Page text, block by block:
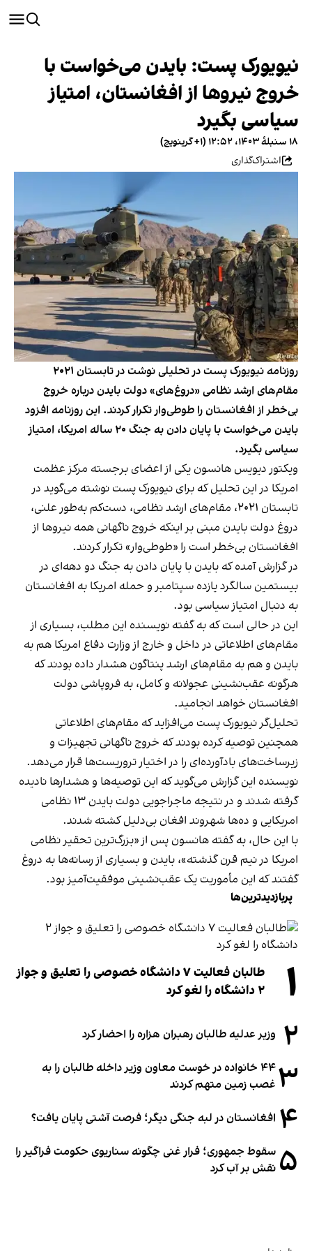
نیویورک پست: بایدن می‌خواست با
خروج نیروها از افغانستان، امتیاز
سیاسی بگیرد
۱۸ سنبلهٔ ۱۴۰۳، ۱۲:۵۲ (‎+۱ گرینویچ)
اشتراک‌گذاری
روزنامه نیویورک پست در تحلیلی نوشت در تابستان ۲۰۲۱
مقام‌های ارشد نظامی «دروغ‌های» دولت بایدن درباره خروج
بی‌خطر از افغانستان را ‌طوطی‌وار تکرار کردند. این روزنامه افزود
بایدن می‌خواست با پایان دادن به جنگ ۲۰ ساله امریکا، امتیاز
سیاسی بگیرد.
ویکتور دیویس هانسون یکی از اعضای برجسته مرکز عظمت
امریکا در این تحلیل که برای نیویورک پست نوشته می‌گوید در
تابستان ۲۰۲۱، مقام‌های ارشد نظامی، دست‌‌کم به‌طور علنی،
دروغ دولت بایدن مبنی بر اینکه خروج ناگهانی همه نیروها از
افغانستان بی‌خطر است را «طوطی‌وار» تکرار کردند.
در گزارش آمده که بایدن با پایان دادن به جنگ دو دهه‌ای در
بیستمین سالگرد یازده سپتامبر و حمله امریکا به افغانستان
به دنبال امتیاز سیاسی بود.
این در حالی است که به گفته نویسنده این مطلب، بسیاری از
مقام‌های اطلاعاتی در داخل و خارج از وزارت دفاع امریکا هم به
بایدن و هم به مقام‌های ارشد پنتاگون هشدار داده بودند که
هرگونه عقب‌نشینی عجولانه و کامل، به فروپاشی دولت
افغانستان خواهد انجامید.
تحلیل‌گر نیویورک پست می‌افزاید که مقام‌های اطلاعاتی
همچنین توصیه کرده بودند که خروج ناگهانی تجهیزات و
زیرساخت‌های بادآورده‌ای را در اختیار تروریست‌ها قرار می‌دهد.
نویسنده این گزارش می‌گوید که این توصیه‌ها و هشدارها نادیده
گرفته شدند و در نتیجه ماجراجویی دولت بایدن ۱۳ نظامی
امریکایی و ده‌ها شهروند افغان بی‌دلیل کشته شدند.
با این حال،‌ به گفته هانسون پس از «بزرگ‌ترین تحقیر نظامی
امریکا در نیم قرن گذشته»، بایدن و بسیاری از رسانه‌ها به دروغ
گفتند که این مأموریت یک عقب‌نشینی موفقیت‌آمیز بود.
پربازدیدترین‌ها
۱
طالبان فعالیت ۷ دانشگاه خصوصی را تعلیق و جواز
۲ دانشگاه را لغو کرد
۲ وزیر عدلیه طالبان رهبران هزاره را احضار کرد
۳
۴۴ خانواده در خوست معاون وزیر داخله طالبان را به
غصب زمین متهم کردند
۴ افغانستان در لبه جنگی دیگر؛ فرصت آشتی پایان یافت؟
۵ سقوط جمهوری؛ فرار غنی چگونه سناریوی حکومت فراگیر را
نقش بر آب کرد